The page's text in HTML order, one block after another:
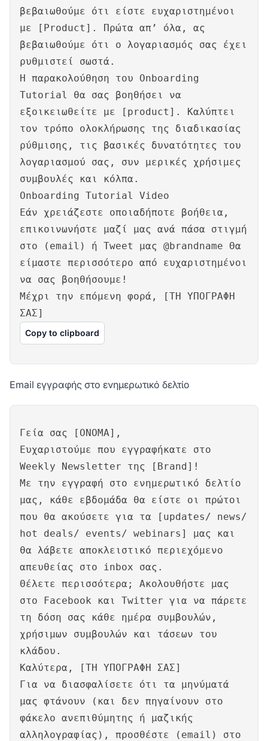
βεβαιωθούμε ότι είστε ευχαριστημένοι
με [Product]. Πρώτα απ’ όλα, ας
βεβαιωθούμε ότι ο λογαριασμός σας έχει
ρυθμιστεί σωστά.
Η παρακολούθηση του Onboarding
Tutorial θα σας βοηθήσει να
εξοικειωθείτε με [product]. Καλύπτει
τον τρόπο ολοκλήρωσης της διαδικασίας
ρύθμισης, τις βασικές δυνατότητες του
λογαριασμού σας, συν μερικές χρήσιμες
συμβουλές και κόλπα.
Onboarding Tutorial Video
Εάν χρειάζεστε οποιαδήποτε βοήθεια,
επικοινωνήστε μαζί μας ανά πάσα στιγμή
στο (email) ή Tweet μας @brandname Θα
είμαστε περισσότερο από ευχαριστημένοι
να σας βοηθήσουμε!
Μέχρι την επόμενη φορά, [ΤΗ ΥΠΟΓΡΑΦΗ
ΣΑΣ]
Copy to clipboard
Email εγγραφής στο ενημερωτικό δελτίο
Γεία σας [ΟΝΟΜΑ],
Ευχαριστούμε που εγγραφήκατε στο
Weekly Newsletter της [Brand]!
Με την εγγραφή στο ενημερωτικό δελτίο
μας, κάθε εβδομάδα θα είστε οι πρώτοι
που θα ακούσετε για τα [updates/ news/
hot deals/ events/ webinars] μας και
θα λάβετε αποκλειστικό περιεχόμενο
απευθείας στο inbox σας.
Θέλετε περισσότερα; Ακολουθήστε μας
στο Facebook και Twitter για να πάρετε
τη δόση σας κάθε ημέρα συμβουλών,
χρήσιμων συμβουλών και τάσεων του
κλάδου.
Καλύτερα, [ΤΗ ΥΠΟΓΡΑΦΗ ΣΑΣ]
Για να διασφαλίσετε ότι τα μηνύματά
μας φτάνουν (και δεν πηγαίνουν στο
φάκελο ανεπιθύμητης ή μαζικής
αλληλογραφίας), προσθέστε (email) στο